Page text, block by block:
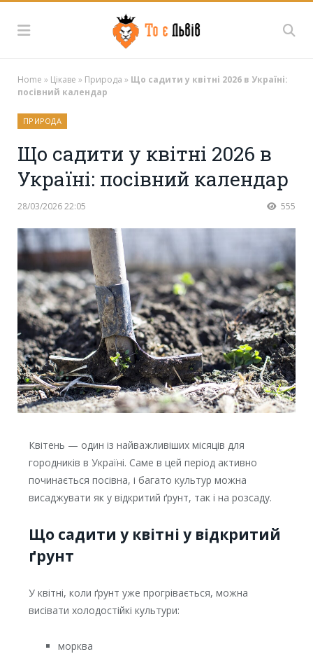
Home » Цікаве » Природа » Що садити у квітні 2026 в Україні:
посівний календар
ПРИРОДА
Що садити у квітні 2026 в
Україні: посівний календар
28/03/2026 22:05 555
Квітень — один із найважливіших місяців для
городників в Україні. Саме в цей період активно
починається посівна, і багато культур можна
висаджувати як у відкритий ґрунт, так і на розсаду.
Що садити у квітні у відкритий
ґрунт
У квітні, коли ґрунт уже прогрівається, можна
висівати холодостійкі культури:
морква